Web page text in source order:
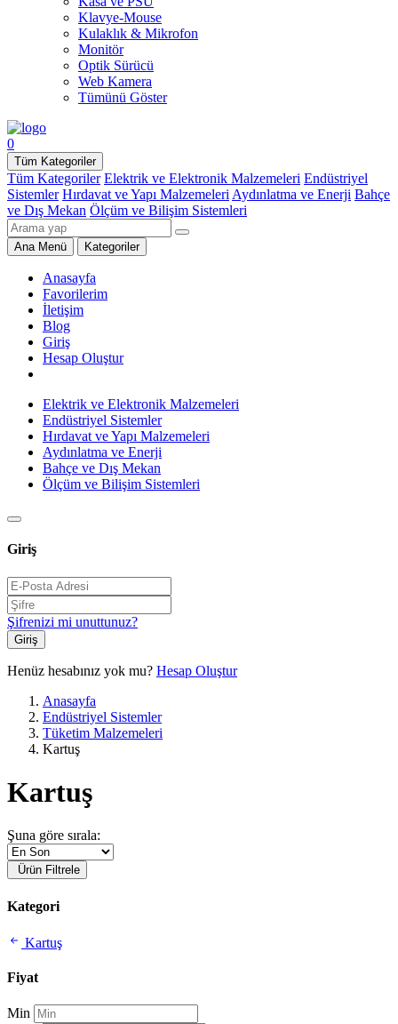
Klavye-Mouse
Kulaklık & Mikrofon
Monitör
Optik Sürücü
Web Kamera
Tümünü Göster
0
Tüm Kategoriler
Tüm Kategoriler Elektrik ve Elektronik Malzemeleri Endüstriyel
Sistemler Hırdavat ve Yapı Malzemeleri Aydınlatma ve Enerji Bahçe
ve Dış Mekan Ölçüm ve Bilişim Sistemleri
Ana Menü Kategoriler
Anasayfa
Favorilerim
İletişim
Blog
Giriş
Hesap Oluştur
Elektrik ve Elektronik Malzemeleri
Endüstriyel Sistemler
Hırdavat ve Yapı Malzemeleri
Aydınlatma ve Enerji
Bahçe ve Dış Mekan
Ölçüm ve Bilişim Sistemleri
Giriş
Şifrenizi mi unuttunuz?
Giriş
Henüz hesabınız yok mu? Hesap Oluştur
Anasayfa
Endüstriyel Sistemler
Tüketim Malzemeleri
Kartuş
Kartuş
Şuna göre sırala:
Ürün Filtrele
Kategori
Kartuş
Fiyat
Min